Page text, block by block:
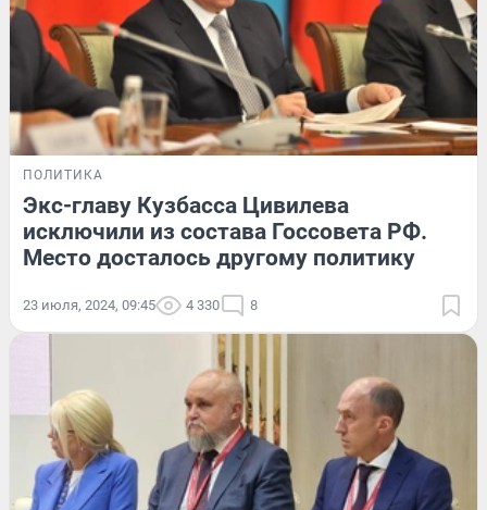
ПОЛИТИКА
Экс-главу Кузбасса Цивилева
исключили из состава Госсовета РФ.
Место досталось другому политику
23 июля, 2024, 09:45 4 330 8